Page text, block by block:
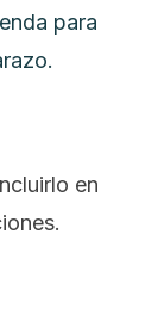
para
en